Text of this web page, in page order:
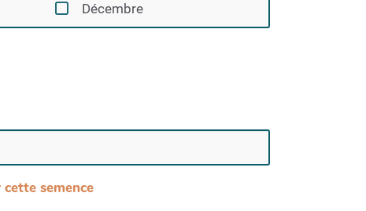
Décembre
semence